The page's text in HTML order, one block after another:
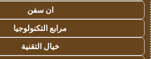
ان سفن
مرابع التكنولوجيا
خيال التقنية